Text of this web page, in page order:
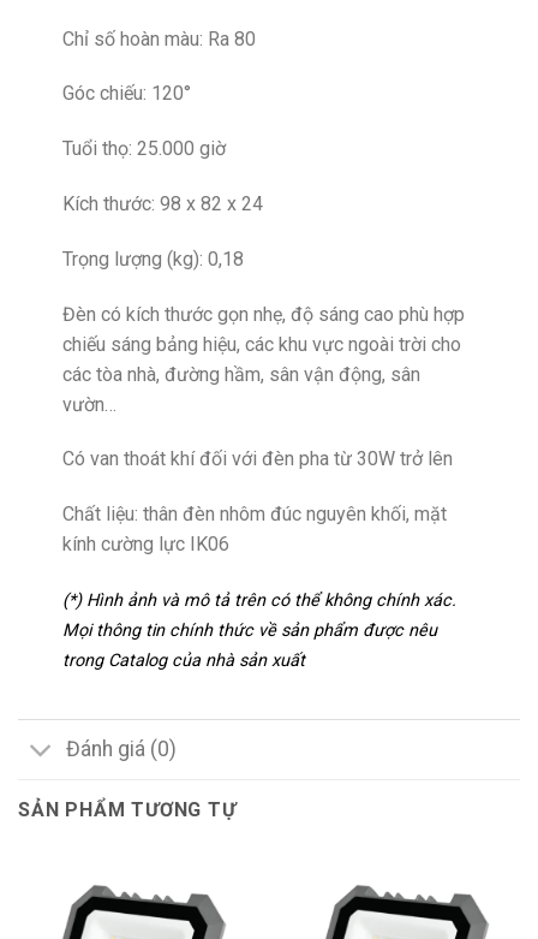
Chỉ số hoàn màu: Ra 80
Góc chiếu: 120°
Tuổi thọ: 25.000 giờ
Kích thước: 98 x 82 x 24
Trọng lượng (kg): 0,18
Đèn có kích thước gọn nhẹ, độ sáng cao phù hợp
chiếu sáng bảng hiệu, các khu vực ngoài trời cho
các tòa nhà, đường hầm, sân vận động, sân
vườn…
Có van thoát khí đối với đèn pha từ 30W trở lên
Chất liệu: thân đèn nhôm đúc nguyên khối, mặt
kính cường lực IK06
(*) Hình ảnh và mô tả trên có thể không chính xác.
Mọi thông tin chính thức về sản phẩm được nêu
trong Catalog của nhà sản xuất
Đánh giá (0)
SẢN PHẨM TƯƠNG TỰ